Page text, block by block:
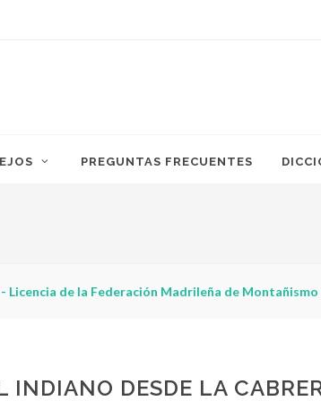
PREGUNTAS FRECUENTES
Licencia de la Federación Madrileña de Montañismo
DESDE LA